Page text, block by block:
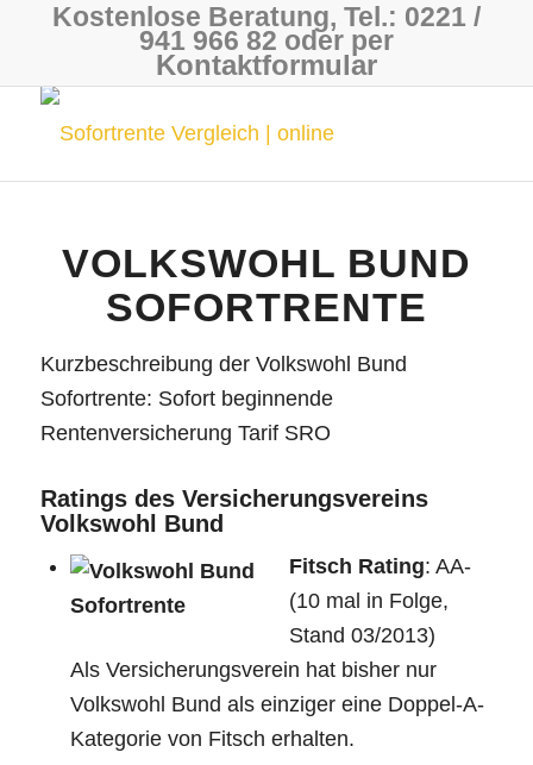
Kostenlose Beratung, Tel.: 0221 /
941 966 82 oder per
Kontaktformular
VOLKSWOHL BUND
SOFORTRENTE
Kurzbeschreibung der Volkswohl Bund
Sofortrente: Sofort beginnende
Rentenversicherung Tarif SRO
Ratings des Versicherungsvereins
Volkswohl Bund
Fitsch Rating: AA-
(10 mal in Folge,
Stand 03/2013)
Als Versicherungsverein hat bisher nur
Volkswohl Bund als einziger eine Doppel-A-
Kategorie von Fitsch erhalten.